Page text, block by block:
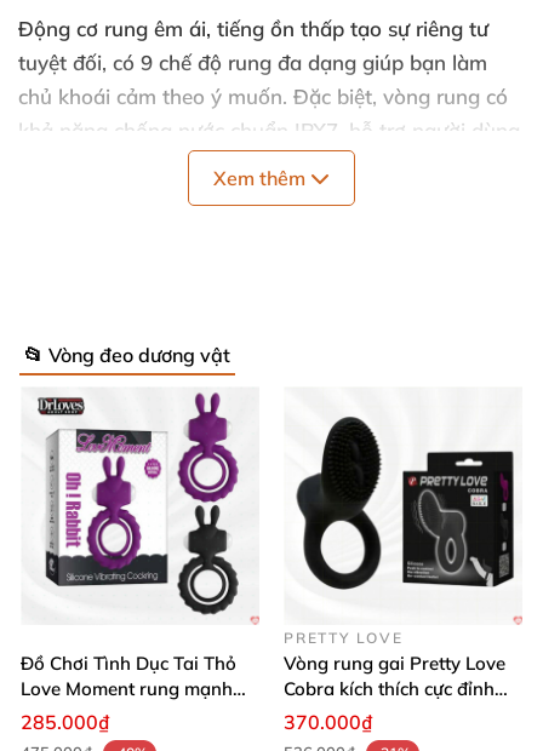
Động cơ rung êm ái, tiếng ồn thấp tạo sự riêng tư
tuyệt đối, có 9 chế độ rung đa dạng giúp bạn làm
chủ khoái cảm theo ý muốn. Đặc biệt, vòng rung có
khả năng chống nước chuẩn IPX7, hỗ trợ người dùng
Vòng Rung Love And Vibes Máy Tập Dương Vật Cao Cấp Siêu
Xem thêm
📂 Vòng đeo dương vật
Đồ Chơi Tình Dục Tai Thỏ
Love Moment rung mạnh
mẽ êm ái
285.000₫
PRETTY LOVE
Vòng rung gai Pretty Love
Cobra kích thích cực đỉnh
trải nghiệm
370.000₫